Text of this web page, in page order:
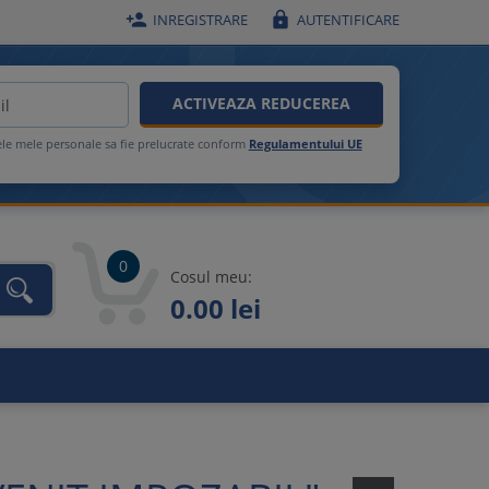
 INREGISTRARE  AUTENTIFICARE
ACTIVEAZA REDUCEREA
mele personale sa fie prelucrate conform Regulamentului UE
0
Cosul meu:
0.00 lei